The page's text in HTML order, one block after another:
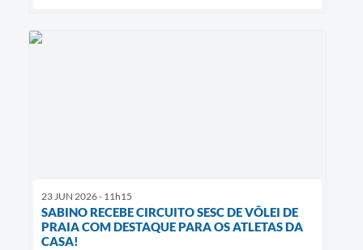
23 JUN 2026 - 11h15
SABINO RECEBE CIRCUITO SESC DE VÔLEI DE
PRAIA COM DESTAQUE PARA OS ATLETAS DA
CASA!